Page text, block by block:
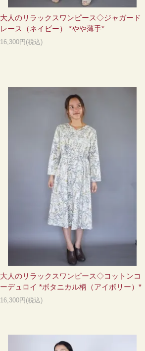
大人のリラックスワンピース◇ジャガード
レース（ネイビー） *やや薄手*
16,300円(税込)
大人のリラックスワンピース◇コットンコ
ーデュロイ *ボタニカル柄（アイボリー）*
16,300円(税込)